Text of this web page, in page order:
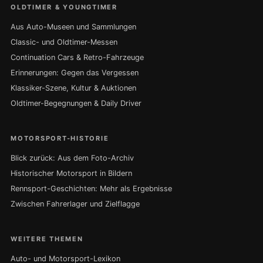
OLDTIMER & YOUNGTIMER
Aus Auto-Museen und Sammlungen
Classic- und Oldtimer-Messen
Continuation Cars & Retro-Fahrzeuge
Erinnerungen: Gegen das Vergessen
Klassiker-Szene, Kultur & Auktionen
Oldtimer-Begegnungen & Daily Driver
MOTORSPORT-HISTORIE
Blick zurück: Aus dem Foto-Archiv
Historischer Motorsport in Bildern
Rennsport-Geschichten: Mehr als Ergebnisse
Zwischen Fahrerlager und Zielflagge
WEITERE THEMEN
Auto- und Motorsport-Lexikon